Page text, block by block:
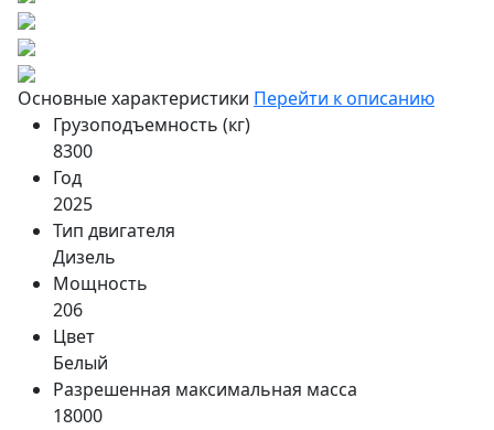
Основные характеристики Перейти к описанию
Грузоподъемность (кг)
8300
Год
2025
Тип двигателя
Дизель
Мощность
206
Цвет
Белый
Разрешенная максимальная масса
18000